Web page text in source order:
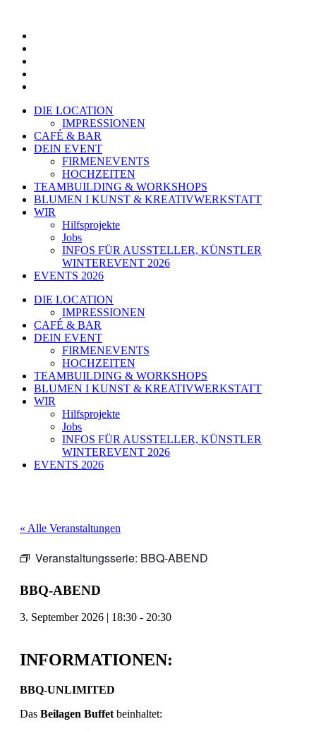
springen
DIE LOCATION
IMPRESSIONEN
CAFÉ & BAR
DEIN EVENT
FIRMENEVENTS
HOCHZEITEN
TEAMBUILDING & WORKSHOPS
BLUMEN I KUNST & KREATIVWERKSTATT
WIR
Hilfsprojekte
Jobs
INFOS FÜR AUSSTELLER, KÜNSTLER
WINTEREVENT 2026
EVENTS 2026
DIE LOCATION
IMPRESSIONEN
CAFÉ & BAR
DEIN EVENT
FIRMENEVENTS
HOCHZEITEN
TEAMBUILDING & WORKSHOPS
BLUMEN I KUNST & KREATIVWERKSTATT
WIR
Hilfsprojekte
Jobs
INFOS FÜR AUSSTELLER, KÜNSTLER
WINTEREVENT 2026
EVENTS 2026
« Alle Veranstaltungen
Veranstaltungsserie: BBQ-ABEND
BBQ-ABEND
3. September 2026 | 18:30 - 20:30
INFORMATIONEN:
BBQ-UNLIMITED
Das Beilagen Buffet beinhaltet: